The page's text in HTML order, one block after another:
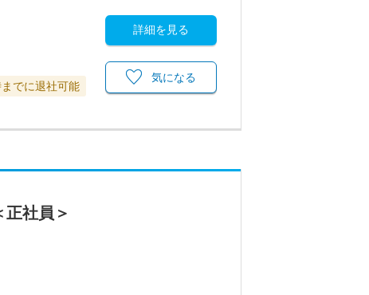
でに退社可能
詳細を見る
気になる
社員＞